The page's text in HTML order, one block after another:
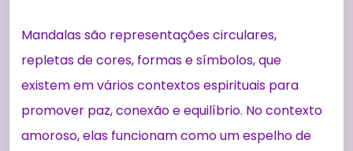
Mandalas são representações circulares,
repletas de cores, formas e símbolos, que
existem em vários contextos espirituais para
promover paz, conexão e equilíbrio. No contexto
amoroso, elas funcionam como um espelho de